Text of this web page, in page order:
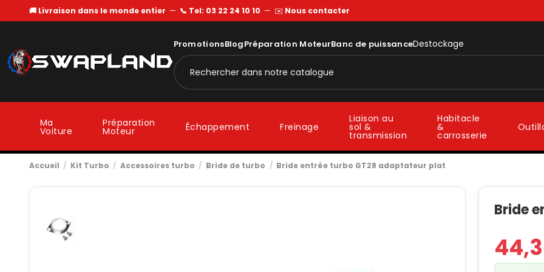
🚚 Livraison dans le monde entier — 📞 Tel: 03 22 24 10 10 — ✉️ Nous contacter
PromotionsBlogPréparation MoteurBanc de puissanceDestockage
Ma
Voiture
Préparation
Moteur Échappement Freinage
Liaison au
sol &
transmission
Habitacle
&
carrosserie
Accueil Kit Turbo Accessoires turbo Bride de turbo Bride entrée turbo GT28 adaptateur plat
Bride